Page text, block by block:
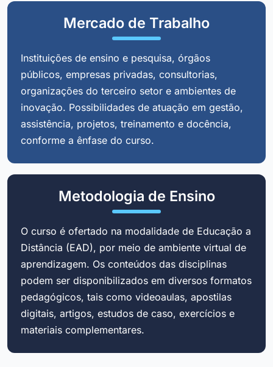
Mercado de Trabalho
Instituições de ensino e pesquisa, órgãos
públicos, empresas privadas, consultorias,
organizações do terceiro setor e ambientes de
inovação. Possibilidades de atuação em gestão,
assistência, projetos, treinamento e docência,
conforme a ênfase do curso.
Metodologia de Ensino
O curso é ofertado na modalidade de Educação a
Distância (EAD), por meio de ambiente virtual de
aprendizagem. Os conteúdos das disciplinas
podem ser disponibilizados em diversos formatos
pedagógicos, tais como videoaulas, apostilas
digitais, artigos, estudos de caso, exercícios e
materiais complementares.